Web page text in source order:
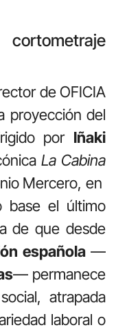
de OFICIA
proyección del
por Iñaki
La Cabina
Mercero, en
base el último
de que desde
española—
— permanece
atrapada
laboral o